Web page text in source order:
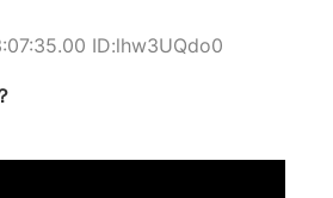
ID:lhw3UQdo0